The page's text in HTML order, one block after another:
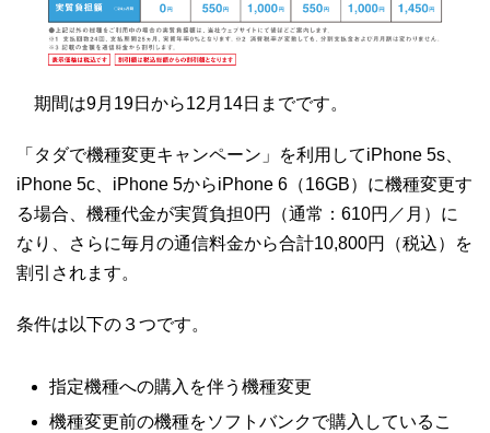
期間は9月19日から12月14日までです。
「タダで機種変更キャンペーン」を利用してiPhone 5s、
iPhone 5c、iPhone 5からiPhone 6（16GB）に機種変更す
る場合、機種代金が実質負担0円（通常：610円／月）に
なり、さらに毎月の通信料金から合計10,800円（税込）を
割引されます。
条件は以下の３つです。
指定機種への購入を伴う機種変更
機種変更前の機種をソフトバンクで購入しているこ